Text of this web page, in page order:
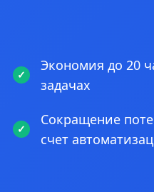
Экономия до 20
задачах
Сокращение
счет